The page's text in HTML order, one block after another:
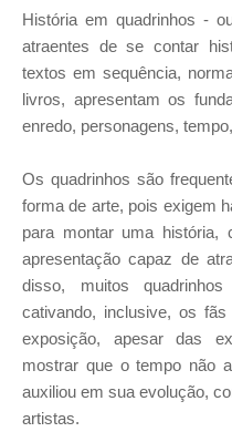
História em quadrinhos -
atraentes de se contar
textos em sequência,
livros, apresentam os
enredo, personagens,
Os quadrinhos são
forma de arte, pois exigem
para montar uma história,
apresentação capaz de
disso, muitos
cativando, inclusive, os
exposição, apesar das
mostrar que o tempo não
auxiliou em sua evolução,
artistas.